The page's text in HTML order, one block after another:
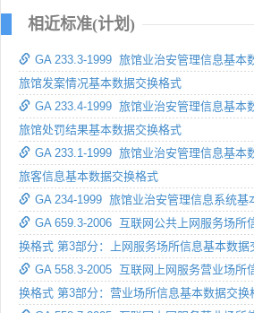
相近标准(计划)
GA 233.3-1999 旅馆业治安管理信息基本
旅馆发案情况基本数据交换格式
GA 233.4-1999 旅馆业治安管理信息基本
旅馆处罚结果基本数据交换格式
GA 233.1-1999 旅馆业治安管理信息基本
旅客信息基本数据交换格式
GA 234-1999 旅馆业治安管理信息系统基
GA 659.3-2006 互联网公共上网服务场所
换格式 第3部分：上网服务场所信息基本数据
GA 558.3-2005 互联网上网服务营业场所
换格式 第3部分：营业场所信息基本数据交换